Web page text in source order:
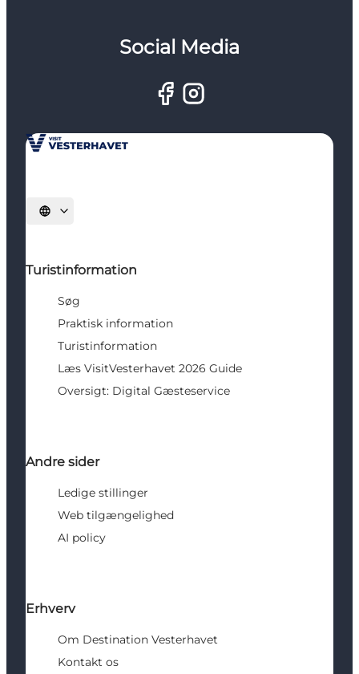
Social Media
Vælg sprog
Turistinformation
Søg
Praktisk information
Turistinformation
Læs VisitVesterhavet 2026 Guide
Oversigt: Digital Gæsteservice
Andre sider
Ledige stillinger
Web tilgængelighed
AI policy
Erhverv
Om Destination Vesterhavet
Kontakt os